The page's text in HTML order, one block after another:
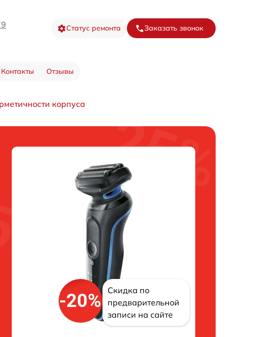
Статус ремонта Заказать звонок
Контакты Отзывы
корпуса
-20%
Скидка по
предварительной
записи на сайте